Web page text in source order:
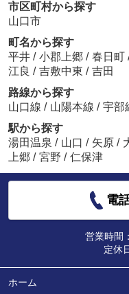
市区町村から探す
山口市
町名から探す
平井 / 小郡上郷 / 春日町
江良 / 吉敷中東 / 吉田
路線から探す
山口線 / 山陽本線 / 宇部
駅から探す
湯田温泉 / 山口 / 矢原 /
上郷 / 宮野 / 仁保津
電
営業時間：
定休
ホーム